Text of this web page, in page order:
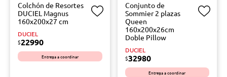
Colchón de Resortes
DUCIEL Magnus
160x200x27 cm
DUCIEL
$22990
Entrega a coordinar
Conjunto de
Sommier 2 plazas
Queen
160x200x26cm
Doble Pillow
DUCIEL
$32980
Entrega a coordinar